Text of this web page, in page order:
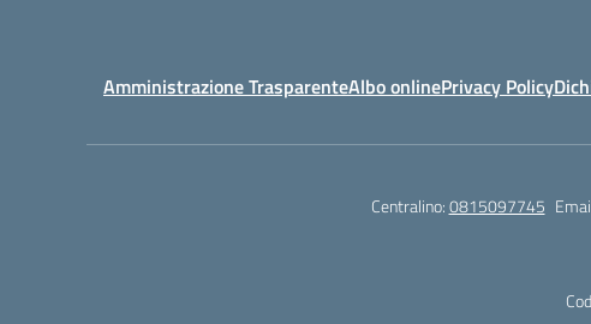
Amministrazione TrasparenteAlbo onlinePrivacy Policy
Centralino:0815097745